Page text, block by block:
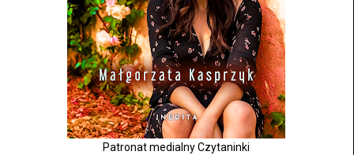
Patronat medialny Czytaninki